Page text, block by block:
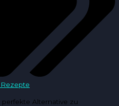
Alternative zu